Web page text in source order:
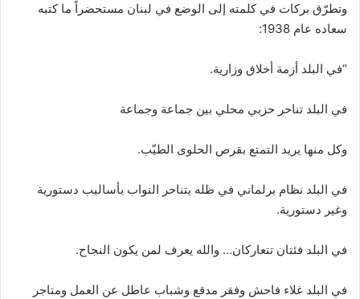
وتطرّق بركات في كلمته إلى الوضع في لبنان مستحضراً ما كتبه
سعاده عام 1938:
“في البلد أزمة أخلاق وزارية.
في البلد تناحر حزبي محلي بين جماعة وجماعة
وكل منها يريد التمتع بقرص الحلوى الطيّب.
في البلد نظام برلماني في ظله يتناحر النواب بأساليب دستورية
وغير دستورية.
في البلد فئتان تتعاركان… والله يعرف لمن يكون النجاح.
في البلد غلاء فاحش وفقر مدقع وشباب عاطل عن العمل ومتاجر